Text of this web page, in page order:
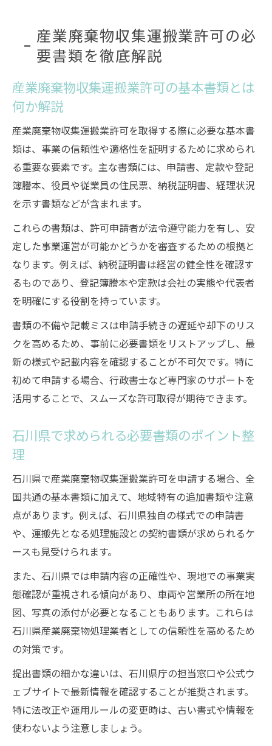
許可の準備書類
運搬車両や容器の証明に必要な書類と注意
産業廃棄物収集運搬業許可取得に不可欠な
講習修了証
書類準備から申請までの流れと注意点を押さえ
る
産業廃棄物収集運搬業許可の申請前準備の
全体像
石川県で申請手続きを進める際の流れを解
説
収集運搬業許可申請に必要な書類提出のタ
イミング
申請書作成時に気をつけたい具体的ポイン
ト
行政窓口への産業廃棄物収集運搬業許可提
出手順
石川県で許可申請の成功率を高める秘訣
申請成功へ導く産業廃棄物収集運搬業許可
のコツ
ミスを防ぐための石川県独自の注意事項
講習の活用で産業廃棄物収集運搬業許可を
確実に取得
石川県担当窓口との円滑な連携が成功の鍵
申請書類の作成ポイントとよくあるミス対策
産業廃棄物収集運搬業許可申請書の正確な
記入法
記載ミスを防ぐための書類作成チェックポ
イント
石川県の指導による書類作成時の最新注意
申請時に多い入力ミスとその具体的対策
産業廃棄物収集運搬業許可書類提出で失敗
しない方法
産業廃棄物収集運搬業許可の必
要書類を徹底解説
産業廃棄物収集運搬業許可の基本書類とは
何か解説
産業廃棄物収集運搬業許可を取得する際に必要な基本書
類は、事業の信頼性や適格性を証明するために求められ
る重要な要素です。主な書類には、申請書、定款や登記
簿謄本、役員や従業員の住民票、納税証明書、経理状況
を示す書類などが含まれます。
これらの書類は、許可申請者が法令遵守能力を有し、安
定した事業運営が可能かどうかを審査するための根拠と
なります。例えば、納税証明書は経営の健全性を確認す
るものであり、登記簿謄本や定款は会社の実態や代表者
を明確にする役割を持っています。
書類の不備や記載ミスは申請手続きの遅延や却下のリス
クを高めるため、事前に必要書類をリストアップし、最
新の様式や記載内容を確認することが不可欠です。特に
初めて申請する場合、行政書士など専門家のサポートを
活用することで、スムーズな許可取得が期待できます。
石川県で求められる必要書類のポイント整
理
石川県で産業廃棄物収集運搬業許可を申請する場合、全
国共通の基本書類に加えて、地域特有の追加書類や注意
点があります。例えば、石川県独自の様式での申請書
や、運搬先となる処理施設との契約書類が求められるケ
ースも見受けられます。
また、石川県では申請内容の正確性や、現地での事業実
態確認が重視される傾向があり、車両や営業所の所在地
図、写真の添付が必要となることもあります。これらは
石川県産業廃棄物処理業者としての信頼性を高めるため
の対策です。
提出書類の細かな違いは、石川県庁の担当窓口や公式ウ
ェブサイトで最新情報を確認することが推奨されます。
特に法改正や運用ルールの変更時は、古い書式や情報を
使わないよう注意しましょう。